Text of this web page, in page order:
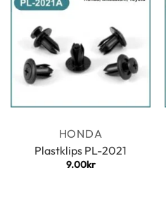
HONDA
Plastklips PL-2021
9.00kr